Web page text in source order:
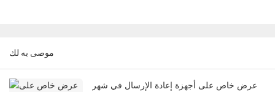
موصى به لك
عرض خاص على أجهزة إعادة الإرسال في شهر